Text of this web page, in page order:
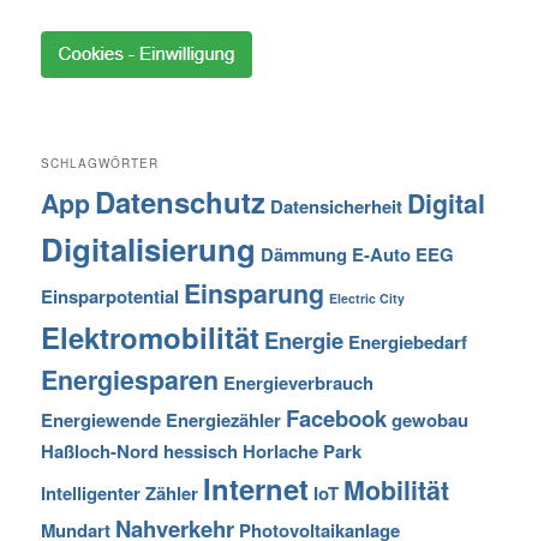
SCHLAGWÖRTER
AppDatenschutz Datensicherheit Digital
Digitalisierung Dämmung E-Auto EEG
Einsparpotential Einsparung Electric City
ElektromobilitätEnergie Energiebedarf
Energiesparen Energieverbrauch
Energiewende Energiezähler Facebookgewobau
Haßloch-Nord hessisch Horlache Park
Intelligenter Zähler Internet IoT Mobilität
Mundart Nahverkehr Photovoltaikanlage